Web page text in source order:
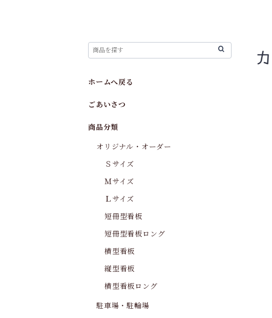
ホームへ戻る
ごあいさつ
商品分類
オリジナル・オーダー
Ｓサイズ
Ｍサイズ
Ｌサイズ
短冊型看板
短冊型看板ロング
横型看板
縦型看板
横型看板ロング
駐車場・駐輪場